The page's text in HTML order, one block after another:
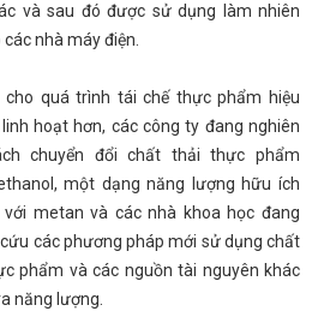
và sau đó được sử dụng làm nhiên
các nhà máy điện.
cho quá trình tái chế thực phẩm hiệu
hoạt hơn, các công ty đang nghiên
chuyển đổi chất thải thực phẩm
một dạng năng lượng hữu ích
với metan và các nhà khoa học đang
các phương pháp mới sử dụng chất
phẩm và các nguồn tài nguyên khác
năng lượng.